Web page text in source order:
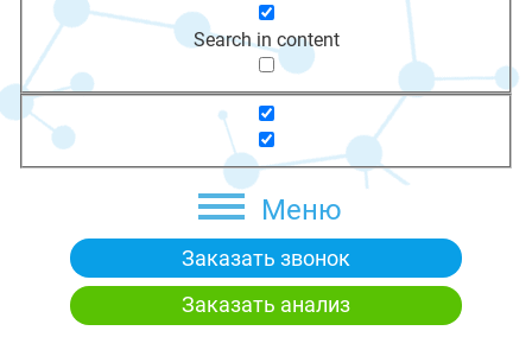
Search in content
Меню
Заказать звонок
Заказать анализ